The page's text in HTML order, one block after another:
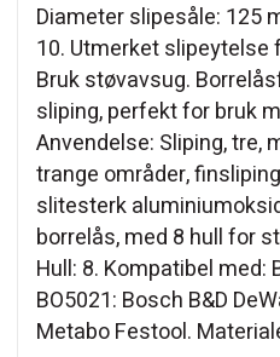
Diameter slipesåle: 125
10. Utmerket
Bruk støvavsug.
sliping, perfekt for bruk
Anvendelse: Sliping, tre,
trange områder,
slitesterk
borrelås, med 8 hull for
Hull: 8. Kompatibel med:
BO5021: Bosch B&D
Metabo Festool.